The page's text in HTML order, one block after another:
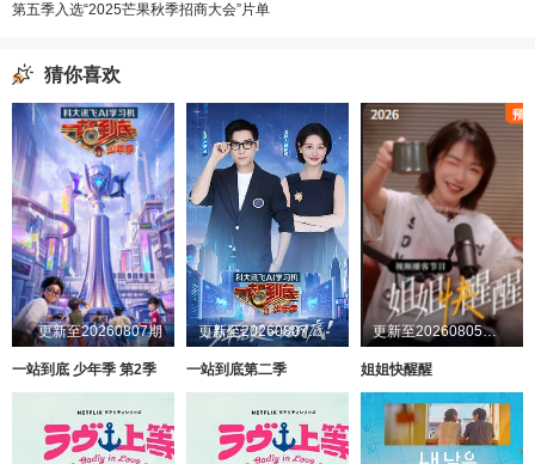
第五季入选“2025芒果秋季招商大会”片单
猜你喜欢
更新至20260807期
一站到底 少年季 第2季
更新至20260807第1期
一站到底第二季
更新至20260805第1期加更
姐姐快醒醒